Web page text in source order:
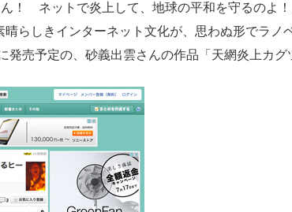
！ ネットで炎上して、地球の平和を守るのよ！
らしきインターネット文化が、思わぬ形でラノ
発売予定の、砂義出雲さんの作品「天網炎上カグ